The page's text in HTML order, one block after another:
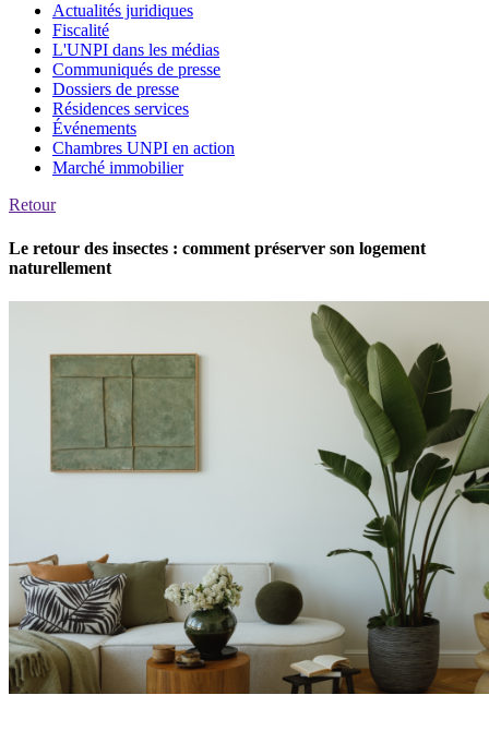
Actualités juridiques
Fiscalité
L'UNPI dans les médias
Communiqués de presse
Dossiers de presse
Résidences services
Événements
Chambres UNPI en action
Marché immobilier
Retour
Le retour des insectes : comment préserver son logement
naturellement